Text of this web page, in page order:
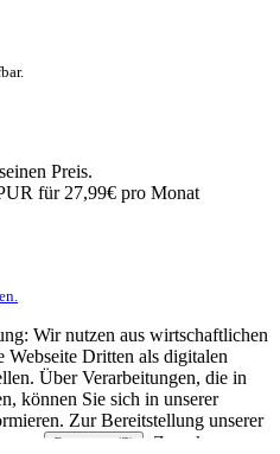
Preis.
für 27,99€ pro Monat
Wir nutzen aus wirtschaftlichen
Dritten als digitalen
Über Verarbeitungen, die in
können Sie sich in unserer
Zur Bereitstellung unserer
von
Partnern (5)
. Zwecke: